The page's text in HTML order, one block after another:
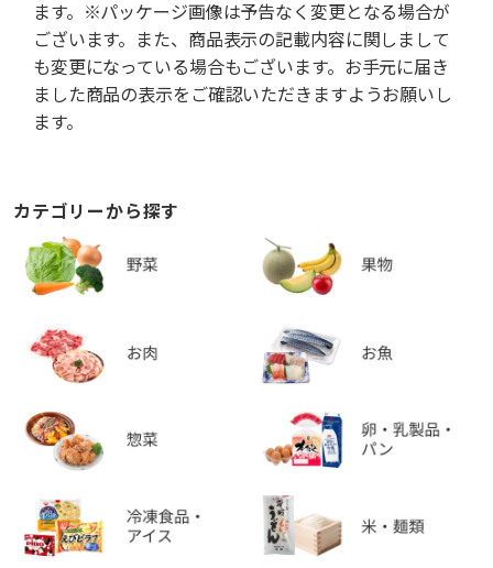
ます。※パッケージ画像は予告なく変更となる場合が
ございます。また、商品表示の記載内容に関しまして
も変更になっている場合もございます。お手元に届き
ました商品の表示をご確認いただきますようお願いし
ます。
カテゴリーから探す